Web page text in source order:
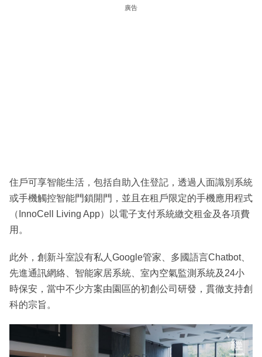
廣告
住戶可享智能生活，包括自助入住登記，透過人面識別系統
或手機觸控智能門鎖開門，並且在租戶限定的手機應用程式
（InnoCell Living App）以電子支付系統繳交租金及各項費
用。
此外，創新斗室設有私人Google管家、多國語言Chatbot、
先進通訊網絡、智能家居系統、室內空氣監測系統及24小
時保安，當中不少方案由園區的初創公司研發，貫徹支持創
科的宗旨。